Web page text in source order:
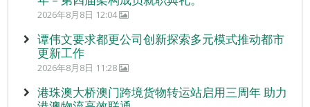
2026年8月8日 12:04
谭伟文要求都更公司创新探索多元模式推动都市
更新工作
2026年8月8日 11:28
港珠澳大桥澳门跨境货物转运站启用三周年 助力